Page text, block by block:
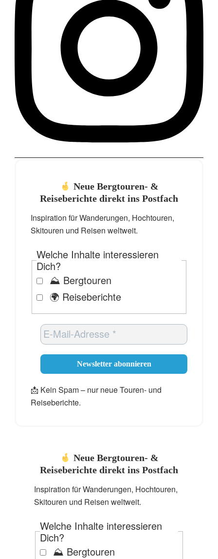
Neue Bergtouren- &
Reiseberichte direkt ins Postfach
Inspiration für Wanderungen, Hochtouren,
Skitouren und Reisen weltweit.
Welche Inhalte interessieren
Dich?
⛰️ Bergtouren
🌍 Reiseberichte
📩 Kein Spam – nur neue Touren- und
Reiseberichte.
Neue Bergtouren- &
Reiseberichte direkt ins Postfach
Inspiration für Wanderungen, Hochtouren,
Skitouren und Reisen weltweit.
Welche Inhalte interessieren
Dich?
⛰️ Bergtouren